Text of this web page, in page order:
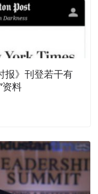
报》刊登若干有
资料